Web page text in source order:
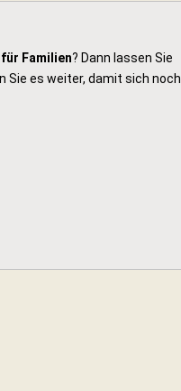
Familien? Dann lassen Sie
Sie es weiter, damit sich noch